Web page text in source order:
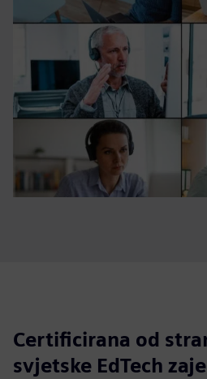
Certificirana od
svjetske EdTech